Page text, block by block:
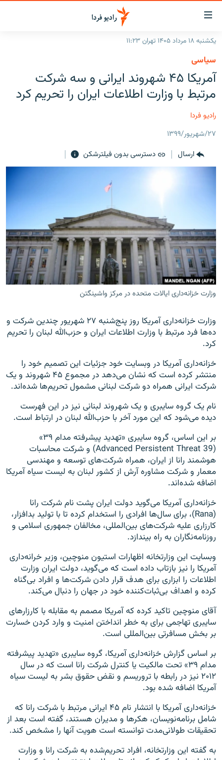
لینک‌های
قابلیت
دسترسی
بازگشت
به
منوی
اصلی
رفتن
به
صفحه
ایران
جهان
فرکانس‌ها
پادکست
چندرسانه‌ای
گزارش‌های تصویری
زنان فردا
زبان‌های دیگر
یکشنبه ۱۸ مرداد ۱۴۰۵ تهران ۱۱:۲۳
سیاسی
آمریکا ۴۵ شهروند ایرانی و سه شرکت
مرتبط با وزارت اطلاعات ایران را تحریم کرد
رادیو فردا
۲۷/شهریور/۱۳۹۹
ارسال
دسترسی بدون فیلترشکن
وزارت خزانه‌داری ایالات متحده در مرکز واشینگتن
وزارت خزانه‌داری آمریکا روز پنج‌شنبه ۲۷ شهریور چندین شرکت و
ده‌ها فرد مرتبط با وزارت اطلاعات ایران و حزب‌الله لبنان را تحریم
کرد.
خزانه‌داری آمریکا در وبسایت خود جزئیات این تصمیم خود را
منتشر کرده است که نشان می‌دهد در مجموع ۴۵ شهروند و یک
شرکت ایرانی همراه دو شرکت لبنانی مشمول تحریم‌ها شده‌اند.
نام یک گروه سایبری و یک شهروند لبنانی نیز در این فهرست
دیده می‌شود که این مورد آخر با حزب‌الله لبنان در ارتباط است.
بر این اساس، گروه سایبری «تهدید پیشرفته مدام ۳۹»
(Advanced Persistent Threat 39) و شرکت محاسبات
هوشمند رانا از ایران، همراه شرکت‌های توسعه و مهندسی
معمار و شرکت مشاوره آرش از کشور لبنان به لیست سیاه آمریکا
اضافه شده‌اند.
خزانه‌داری آمریکا می‌گوید دولت ایران پشت نام شرکت رانا
(Rana)، برای سال‌ها افرادی را استخدام کرده تا با تولید بدافزار،
کارزاری علیه شرکت‌های بین‌المللی، مخالفان جمهوری اسلامی و
روزنامه‌نگاران به راه بیندازد.
وبسایت این وزارتخانه اظهارات استیون منوچین، وزیر خرانه‌داری
آمریکا را نیز بازتاب داده است که می‌گوید، دولت ایران وزارت
اطلاعات را ابزاری برای هدف قرار دادن شرکت‌ها و افراد بی‌گناه
کرده و اهداف بی‌ثبات‌کننده خود در جهان را دنبال می‌کند.
آقای منوچین تاکید کرده که آمریکا مصمم به مقابله با کارزارهای
سایبری تهاجمی برای به خطر انداختن امنیت و وارد کردن خسارت
بر بخش مسافرتی بین‌المللی است.
بر اساس گزارش خزانه‌داری آمریکا، گروه سایبری «تهدید پیشرفته
مدام ۳۹» تحت مالکیت یا کنترل شرکت رانا است که در سال
۲۰۱۲ نیز در رابطه با تروریسم و نقض حقوق بشر به لیست سیاه
آمریکا اضافه شده بود.
خزانه‌داری آمریکا با انتشار نام ۴۵ ایرانی مرتبط با شرکت رانا که
شامل برنامه‌نویسان، هکرها و مدیران هستند، گفته است بعد از
تحقیقات طولانی‌مدت توانسته است هویت آنها را مشخص کند.
به گفته این وزارتخانه، افراد تحریم‌شده به شرکت رانا و وزارت